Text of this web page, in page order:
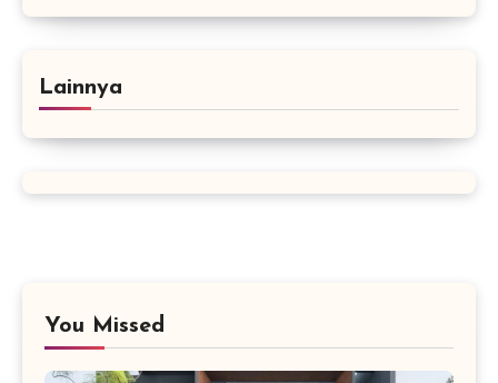
Lainnya
You Missed